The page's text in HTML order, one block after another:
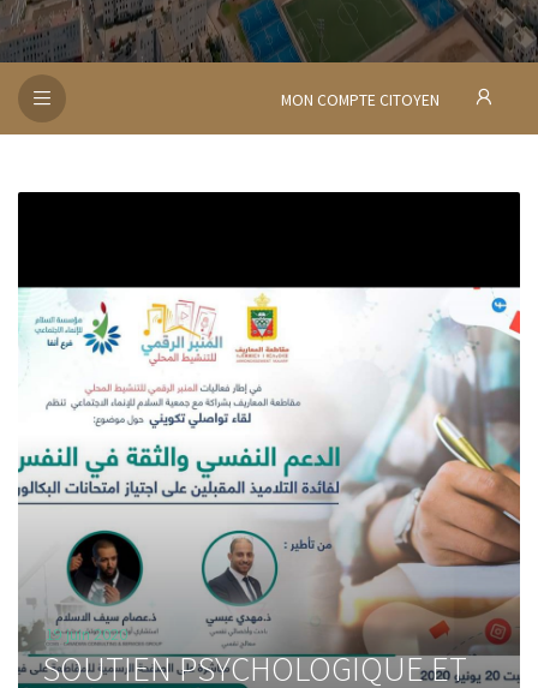
MON COMPTE CITOYEN
19 juin 2020
SOUTIEN PSYCHOLOGIQUE ET